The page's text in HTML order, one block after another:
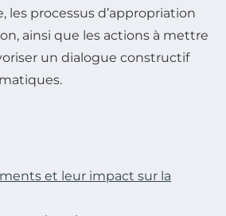
les processus d’appropriation
ainsi que les actions à mettre
un dialogue constructif
et leur impact sur la